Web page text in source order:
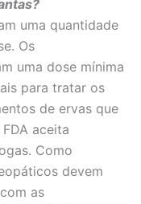
uma quantidade
Os
uma dose mínima
para tratar os
de ervas que
aceita
Como
devem
as